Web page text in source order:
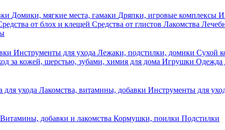
Домики, мягкие места, гамаки Дряпки, игровые комплексы
от блох и клещей Средства от глистов Лакомства
Инструменты для ухода Лежаки, подстилки, домики Сухой
за кожей, шерстью, зубами, химия для дома Игрушки Одежда
для ухода Лакомства, витамины, добавки Инструменты для
Витамины, добавки и лакомства Кормушки, поилки Подстилки